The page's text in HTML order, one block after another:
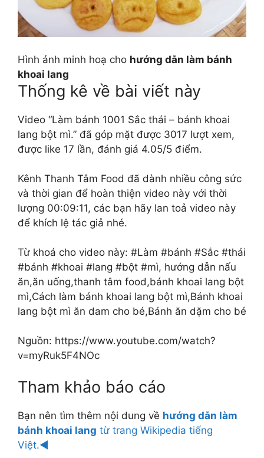
Hình ảnh minh hoạ cho hướng dẫn làm bánh
khoai lang
Thống kê về bài viết này
Video “Làm bánh 1001 Sắc thái – bánh khoai
lang bột mì.” đã góp mặt được 3017 lượt xem,
được like 17 lần, đánh giá 4.05/5 điểm.
Kênh Thanh Tâm Food đã dành nhiều công sức
và thời gian để hoàn thiện video này với thời
lượng 00:09:11, các bạn hãy lan toả video này
để khích lệ tác giả nhé.
Từ khoá cho video này: #Làm #bánh #Sắc #thái
#bánh #khoai #lang #bột #mì, hướng dẫn nấu
ăn,ăn uống,thanh tâm food,bánh khoai lang bột
mì,Cách làm bánh khoai lang bột mì,Bánh khoai
lang bột mì ăn dam cho bé,Bánh ăn dặm cho bé
Nguồn: https://www.youtube.com/watch?
v=myRuk5F4NOc
Tham khảo báo cáo
Bạn nên tìm thêm nội dung về hướng dẫn làm
bánh khoai lang từ trang Wikipedia tiếng
Việt.◄